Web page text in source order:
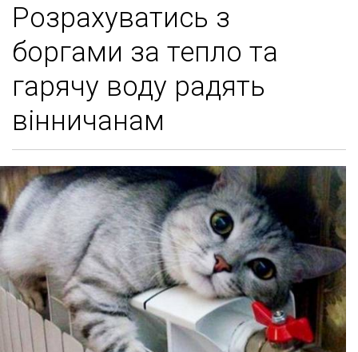
Розрахуватись з
боргами за тепло та
гарячу воду радять
вінничанам